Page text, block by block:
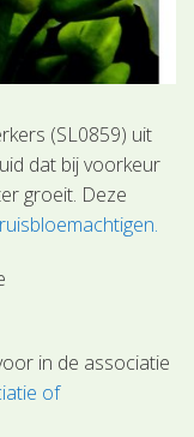
(SL0859) uit
dat bij voorkeur
groeit. Deze
in de associatie
of